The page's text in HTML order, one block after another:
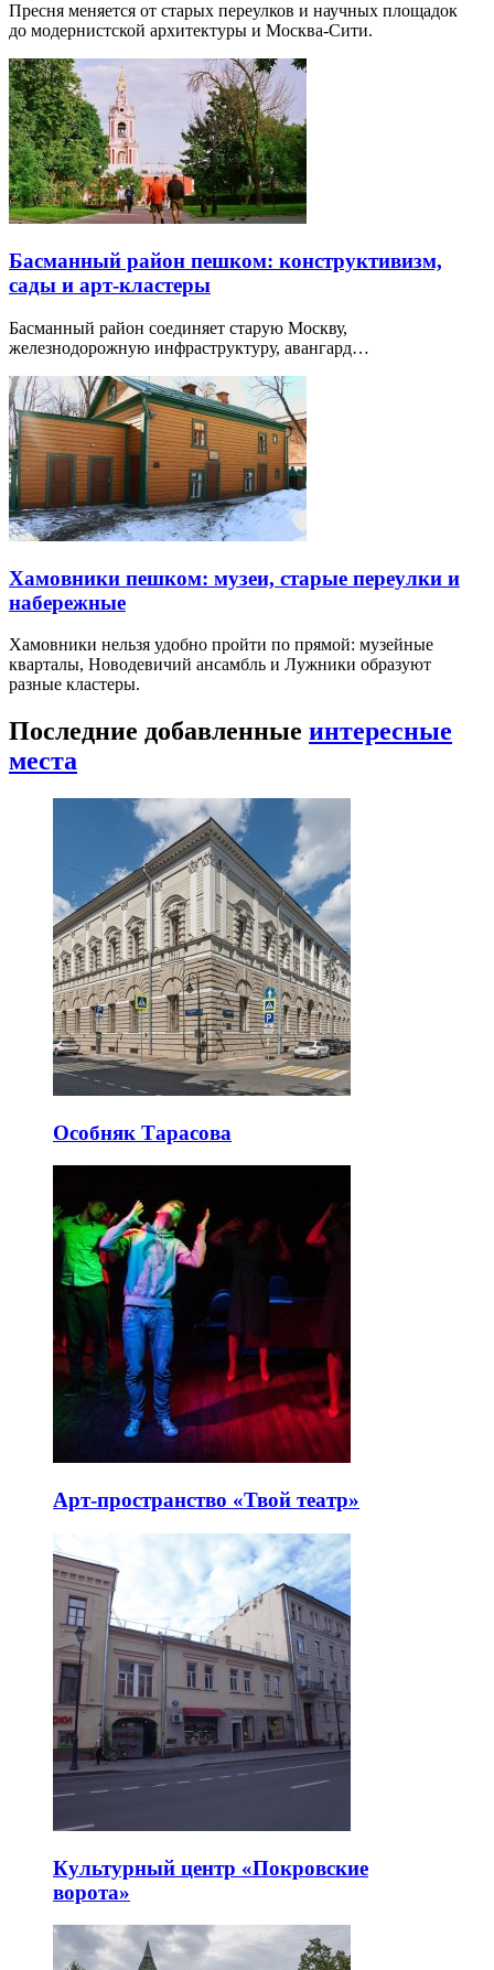
Пресня меняется от старых переулков и научных площадок
до модернистской архитектуры и Москва-Сити.
Басманный район пешком: конструктивизм,
сады и арт-кластеры
Басманный район соединяет старую Москву,
железнодорожную инфраструктуру, авангард…
Хамовники пешком: музеи, старые переулки и
набережные
Хамовники нельзя удобно пройти по прямой: музейные
кварталы, Новодевичий ансамбль и Лужники образуют
разные кластеры.
Последние добавленные интересные
места
Особняк Тарасова
Арт-пространство «Твой театр»
Культурный центр «Покровские
ворота»